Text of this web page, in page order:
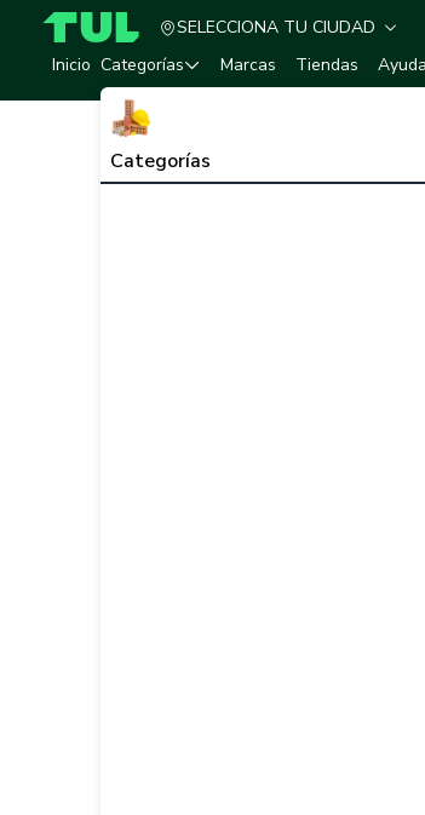
TUL - Tu Marketplace de Construcción
SELECCIONA TU CIUDAD
Inicio Categorías
Categorías
Marcas Tiendas Ayuda
Descripción